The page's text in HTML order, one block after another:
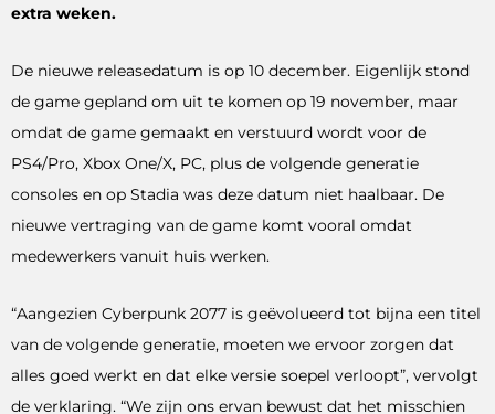
extra weken.
De nieuwe releasedatum is op 10 december. Eigenlijk stond
de game gepland om uit te komen op 19 november, maar
omdat de game gemaakt en verstuurd wordt voor de
PS4/Pro, Xbox One/X, PC, plus de volgende generatie
consoles en op Stadia was deze datum niet haalbaar. De
nieuwe vertraging van de game komt vooral omdat
medewerkers vanuit huis werken.
“Aangezien Cyberpunk 2077 is geëvolueerd tot bijna een titel
van de volgende generatie, moeten we ervoor zorgen dat
alles goed werkt en dat elke versie soepel verloopt”, vervolgt
de verklaring. “We zijn ons ervan bewust dat het misschien